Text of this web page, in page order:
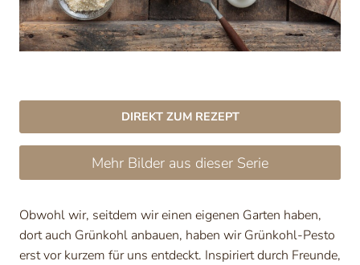
DIREKT ZUM REZEPT
Mehr Bilder aus dieser Serie
Obwohl wir, seitdem wir einen eigenen Garten haben,
dort auch Grünkohl anbauen, haben wir Grünkohl-Pesto
erst vor kurzem für uns entdeckt. Inspiriert durch Freunde,